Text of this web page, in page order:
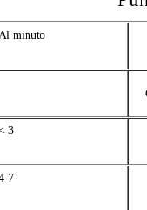
minuto
3
7